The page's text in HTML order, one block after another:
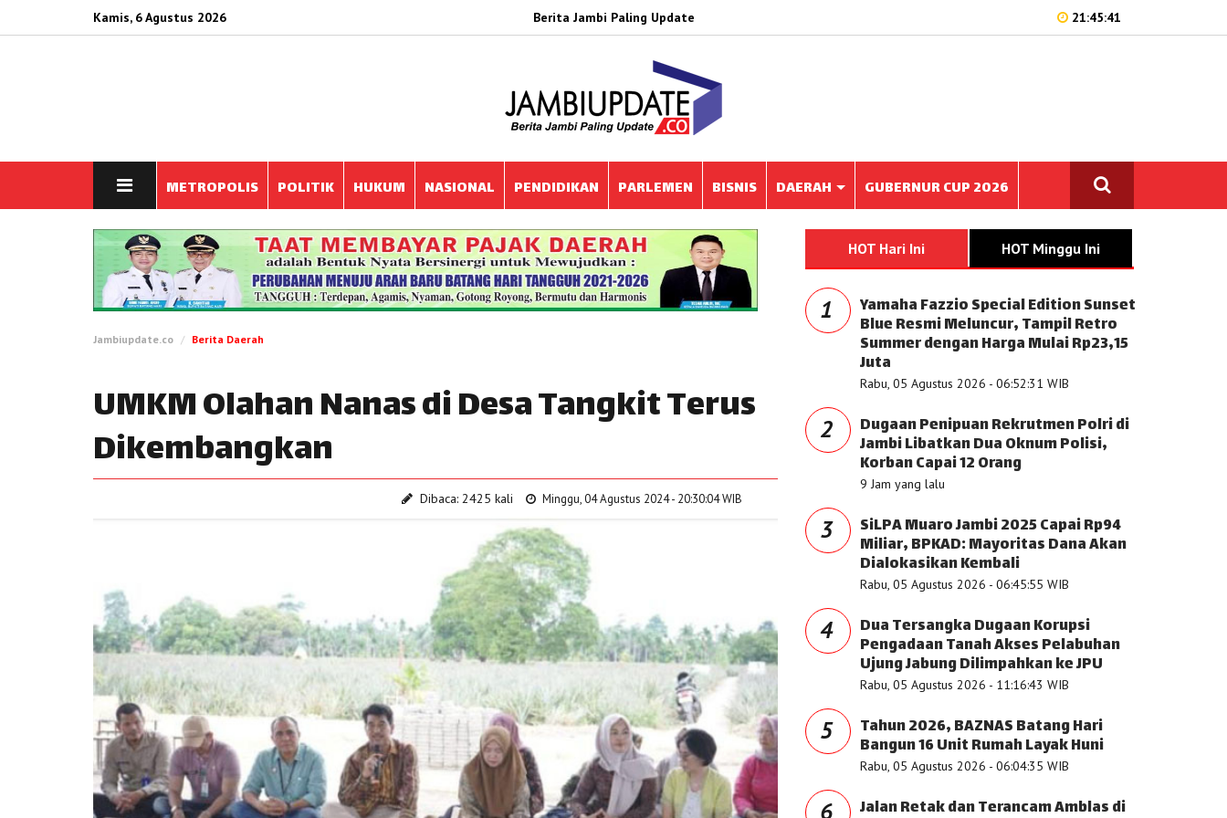
Kamis, 6 Agustus 2026 Berita Jambi Paling Update 21:45:41
METROPOLIS POLITIK HUKUM NASIONAL PENDIDIKAN PARLEMEN BISNIS DAERAH GUBERNUR CUP 2026
Jambiupdate.co Berita Daerah
UMKM Olahan Nanas di Desa Tangkit Terus
Dikembangkan
Dibaca: 2425 kali Minggu, 04 Agustus 2024 - 20:30:04 WIB
HOT Hari Ini HOT Minggu Ini
1 Yamaha Fazzio Special Edition Sunset
Blue Resmi Meluncur, Tampil Retro
Summer dengan Harga Mulai Rp23,15
Juta
Rabu, 05 Agustus 2026 - 06:52:31 WIB
2 Dugaan Penipuan Rekrutmen Polri di
Jambi Libatkan Dua Oknum Polisi,
Korban Capai 12 Orang
9 Jam yang lalu
3 SiLPA Muaro Jambi 2025 Capai Rp94
Miliar, BPKAD: Mayoritas Dana Akan
Dialokasikan Kembali
Rabu, 05 Agustus 2026 - 06:45:55 WIB
4 Dua Tersangka Dugaan Korupsi
Pengadaan Tanah Akses Pelabuhan
Ujung Jabung Dilimpahkan ke JPU
Rabu, 05 Agustus 2026 - 11:16:43 WIB
5 Tahun 2026, BAZNAS Batang Hari
Bangun 16 Unit Rumah Layak Huni
Rabu, 05 Agustus 2026 - 06:04:35 WIB
6 Jalan Retak dan Terancam Amblas di